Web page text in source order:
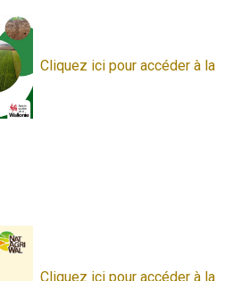
Cliquez ici pour accéder à la
Cliquez ici pour accéder à la